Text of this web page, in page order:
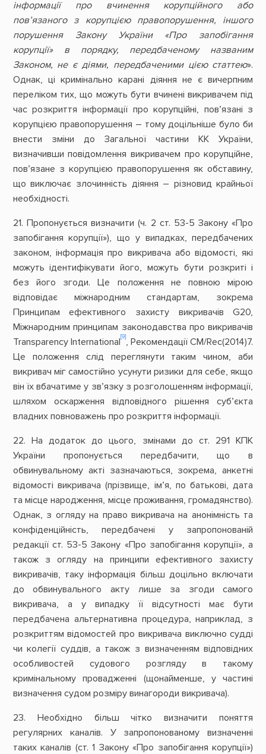
інформації про вчинення корупційного або
пов’язаного з корупцією правопорушення, іншого
порушення Закону України «Про запобігання
корупції» в порядку, передбаченому названим
Законом, не є діями, передбаченими цією статтею».
Однак, ці кримінально карані діяння не є вичерпним
переліком тих, що можуть бути вчинені викривачем під
час розкриття інформації про корупційні, пов’язані з
корупцією правопорушення – тому доцільніше було би
внести зміни до Загальної частини КК України,
визначивши повідомлення викривачем про корупційне,
пов’язане з корупцією правопорушення як обставину,
що виключає злочинність діяння – різновид крайньої
необхідності.
21. Пропонується визначити (ч. 2 ст. 53-5 Закону «Про
запобігання корупції»), що у випадках, передбачених
законом, інформація про викривача або відомості, які
можуть ідентифікувати його, можуть бути розкриті і
без його згоди. Це положення не повною мірою
відповідає міжнародним стандартам, зокрема
Принципам ефективного захисту викривачів G20,
Міжнародним принципам законодавства про викривачів
Transparency International[9], Рекомендації CM/Rec(2014)7.
Це положення слід переглянути таким чином, аби
викривач міг самостійно усунути ризики для себе, якщо
він їх вбачатиме у зв’язку з розголошенням інформації,
шляхом оскарження відповідного рішення суб’єкта
владних повноважень про розкриття інформації.
22. На додаток до цього, змінами до ст. 291 КПК
України пропонується передбачити, що в
обвинувальному акті зазначаються, зокрема, анкетні
відомості викривача (прізвище, ім’я, по батькові, дата
та місце народження, місце проживання, громадянство).
Однак, з огляду на право викривача на анонімність та
конфіденційність, передбачені у запропонованій
редакції ст. 53-5 Закону «Про запобігання корупції», а
також з огляду на принципи ефективного захисту
викривачів, таку інформація більш доцільно включати
до обвинувального акту лише за згоди самого
викривача, а у випадку її відсутності має бути
передбачена альтернативна процедура, наприклад, з
розкриттям відомостей про викривача виключно судді
чи колегії суддів, а також з визначенням відповідних
особливостей судового розгляду в такому
кримінальному провадженні (щонайменше, у частині
визначення судом розміру винагороди викривача).
23. Необхідно більш чітко визначити поняття
регулярних каналів. У запропонованому визначенні
таких каналів (ст. 1 Закону «Про запобігання корупції»)